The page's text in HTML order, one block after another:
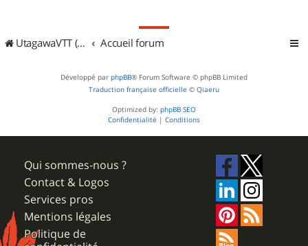
UtagawaVTT (Randos VTT et VTTAE avec traces GPS) Accueil forum
Développé par phpBB® Forum Software © phpBB Limited
Traduction française officielle © Qiaeru
Optimized by: phpBB SEO
Confidentialité | Conditions
Qui sommes-nous ?
Contact & Logos
Services pros
Mentions légales
Politique de